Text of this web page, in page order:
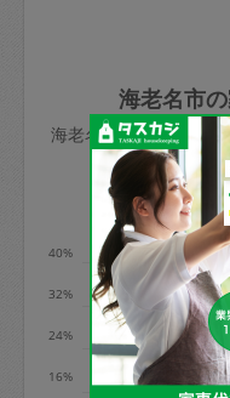
依頼者不在に
金額の100%
※例：依頼
合、水曜日午
発生
水曜日9時〜
50%
金曜日9時～
100%
きた場合は損
ご注意くださ
玉、など
あわせてこ
利用します
はありますか
海老名市
海老名市のタスカジの
利
16%
24%
32%
40%